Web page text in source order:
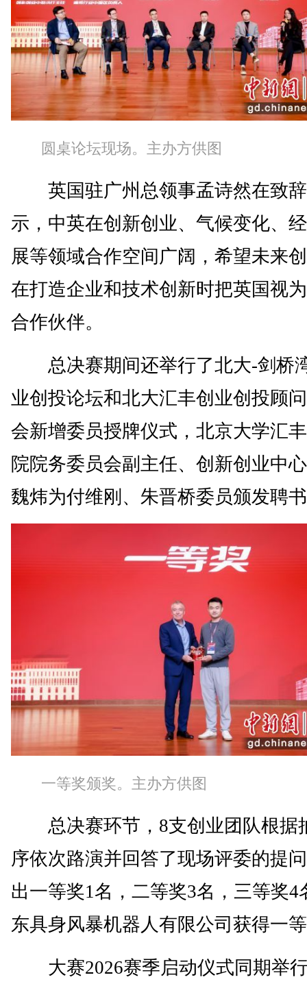
圆桌论坛现场。主办方供图
英国驻广州总领事孟诗然在致
示，中英在创新创业、气候变化、
展等领域合作空间广阔，希望未来
在打造企业和技术创新时把英国视
合作伙伴。
总决赛期间还举行了北大-剑桥
业创投论坛和北大汇丰创业创投顾
会新增委员授牌仪式，北京大学汇
院院务委员会副主任、创新创业中
魏炜为付维刚、朱晋桥委员颁发聘
一等奖颁奖。主办方供图
总决赛环节，8支创业团队根据
序依次路演并回答了现场评委的提
出一等奖1名，二等奖3名，三等奖4
东具身风暴机器人有限公司获得一
大赛2026赛季启动仪式同期举